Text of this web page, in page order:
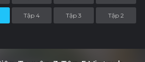
Tập 4 Tập 3 Tập 2